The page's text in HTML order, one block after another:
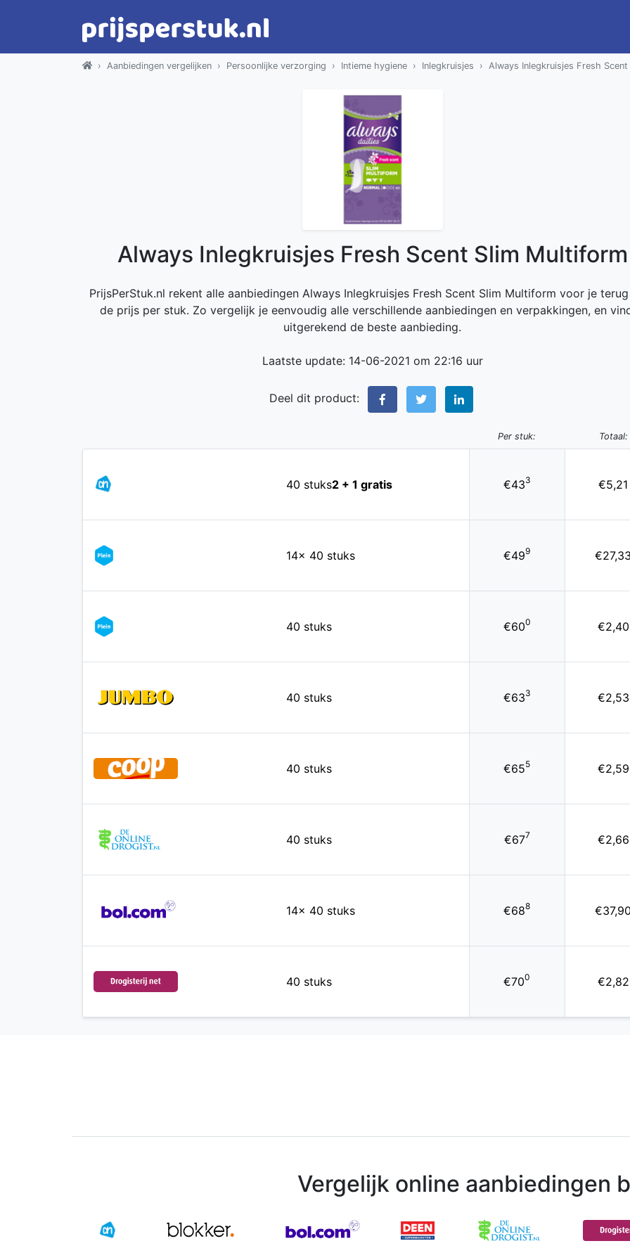
Aanbiedingen vergelijken Persoonlijke verzorging Intieme hygiene Inlegkruisjes Always Inlegkruisjes Fresh
Always Inlegkruisjes Fresh Scent Slim Multiform
PrijsPerStuk.nl rekent alle aanbiedingen Always Inlegkruisjes Fresh Scent Slim Multiform voor je
de prijs per stuk. Zo vergelijk je eenvoudig alle verschillende aanbiedingen en verpakkingen, en
uitgerekend de beste aanbieding.
Laatste update: 14-06-2021 om 22:16 uur
Deel dit product:
Per stuk: Totaal:
40 stuks2 + 1 gratis €433 €5,21
14x 40 stuks €499
40 stuks €600 €2,40
40 stuks €633 €2,53
40 stuks €655 €2,59
40 stuks €677 €2,66
14x 40 stuks €688
40 stuks €700 €2,82
Vergelijk online aanbiedingen